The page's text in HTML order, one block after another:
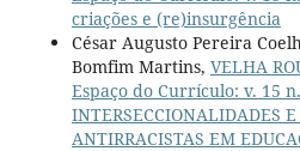
criações e (re)insurgência
César Augusto Pereira
Bomfim Martins, VELHA
Espaço do Currículo: v. 15
INTERSECCIONALIDADES E
ANTIRRACISTAS EM